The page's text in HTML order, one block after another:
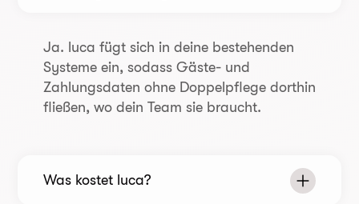
Ja. luca fügt sich in deine bestehenden
Systeme ein, sodass Gäste- und
Zahlungsdaten ohne Doppelpflege dorthin
fließen, wo dein Team sie braucht.
Was kostet luca?